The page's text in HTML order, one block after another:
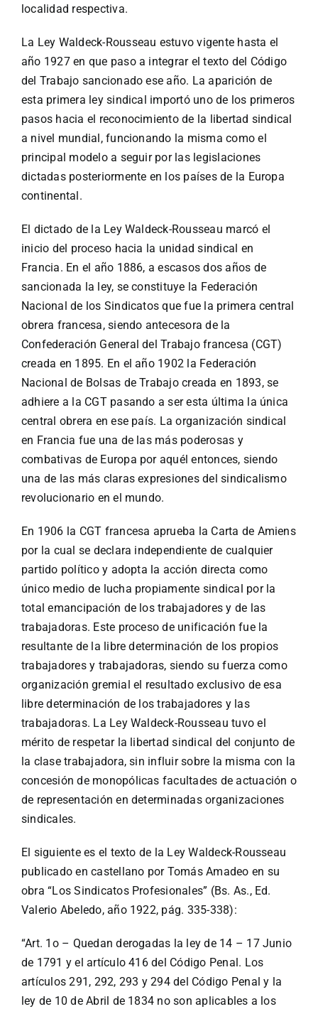
localidad respectiva.
La Ley Waldeck-Rousseau estuvo vigente hasta el
año 1927 en que paso a integrar el texto del Código
del Trabajo sancionado ese año. La aparición de
esta primera ley sindical importó uno de los primeros
pasos hacia el reconocimiento de la libertad sindical
a nivel mundial, funcionando la misma como el
principal modelo a seguir por las legislaciones
dictadas posteriormente en los países de la Europa
continental.
El dictado de la Ley Waldeck-Rousseau marcó el
inicio del proceso hacia la unidad sindical en
Francia. En el año 1886, a escasos dos años de
sancionada la ley, se constituye la Federación
Nacional de los Sindicatos que fue la primera central
obrera francesa, siendo antecesora de la
Confederación General del Trabajo francesa (CGT)
creada en 1895. En el año 1902 la Federación
Nacional de Bolsas de Trabajo creada en 1893, se
adhiere a la CGT pasando a ser esta última la única
central obrera en ese país. La organización sindical
en Francia fue una de las más poderosas y
combativas de Europa por aquél entonces, siendo
una de las más claras expresiones del sindicalismo
revolucionario en el mundo.
En 1906 la CGT francesa aprueba la Carta de Amiens
por la cual se declara independiente de cualquier
partido político y adopta la acción directa como
único medio de lucha propiamente sindical por la
total emancipación de los trabajadores y de las
trabajadoras. Este proceso de unificación fue la
resultante de la libre determinación de los propios
trabajadores y trabajadoras, siendo su fuerza como
organización gremial el resultado exclusivo de esa
libre determinación de los trabajadores y las
trabajadoras. La Ley Waldeck-Rousseau tuvo el
mérito de respetar la libertad sindical del conjunto de
la clase trabajadora, sin influir sobre la misma con la
concesión de monopólicas facultades de actuación o
de representación en determinadas organizaciones
sindicales.
El siguiente es el texto de la Ley Waldeck-Rousseau
publicado en castellano por Tomás Amadeo en su
obra “Los Sindicatos Profesionales” (Bs. As., Ed.
Valerio Abeledo, año 1922, pág. 335-338):
“Art. 1o – Quedan derogadas la ley de 14 – 17 Junio
de 1791 y el artículo 416 del Código Penal. Los
artículos 291, 292, 293 y 294 del Código Penal y la
ley de 10 de Abril de 1834 no son aplicables a los